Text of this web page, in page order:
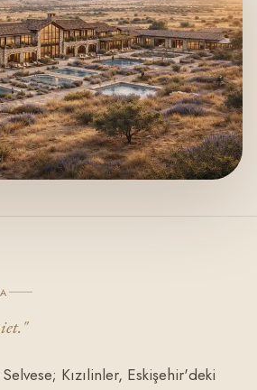
Kızılinler, Eskişehir'deki